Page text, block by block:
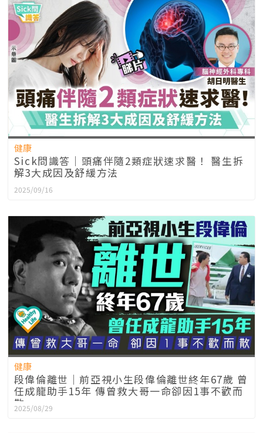
健康
Sick問識答｜頭痛伴隨2類症狀速求醫！ 醫生拆
解3大成因及舒緩方法
2025/09/16
健康
段偉倫離世｜前亞視小生段偉倫離世終年67歲 曾
任成龍助手15年 傳曾救大哥一命卻因1事不歡而
散
2025/08/29